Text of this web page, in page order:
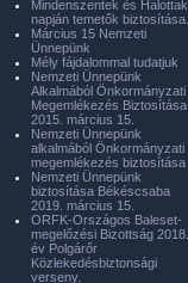
Mindenszentek és Halottak
napján temetők biztosítása.
Március 15 Nemzeti
Ünnepünk
Mély fájdalommal tudatjuk
Nemzeti Ünnepünk
Alkalmából Önkormányzati
Megemlékezés Biztosítása
2015. március 15.
Nemzeti Ünnepünk
alkalmából Önkormányzati
megemlékezés biztosítása
Nemzeti Ünnepünk
biztosítása Békéscsaba
2019. március 15.
ORFK-Országos Baleset-
megelőzési Bizottság 2018.
év Polgárőr
Közlekedésbiztonsági
verseny.